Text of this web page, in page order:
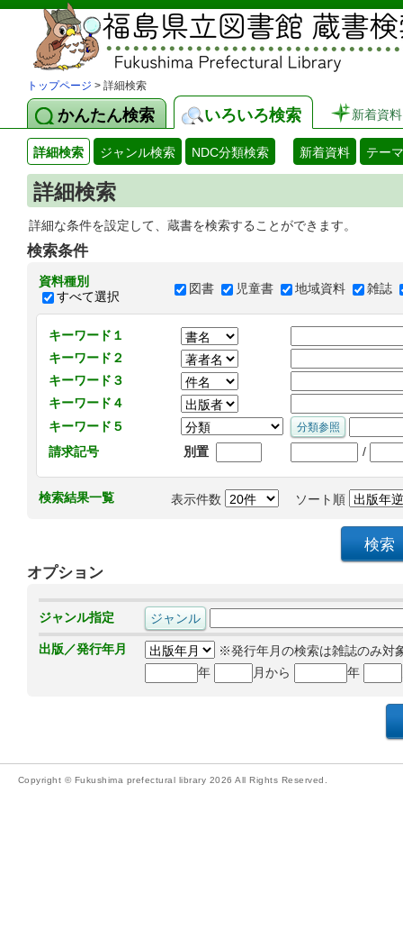
トップページ > 詳細検索
かんたん検索 いろいろ検索 新着資料
詳細検索 ジャンル検索 NDC分類検索 新着資料 テー
詳細検索
詳細な条件を設定して、蔵書を検索することができます。
検索条件
資料種別
すべて選択
図書 児童書 地域資料 雑誌
キーワード１
キーワード２
キーワード３
キーワード４
キーワード５
請求記号
別置 /
検索結果一覧 表示件数 ソート順
オプション
ジャンル指定
出版／発行年月
※発行年月の検索は雑誌のみ対
年
月から 年
Copyright © Fukushima prefectural library 2026 All Rights Reserved.